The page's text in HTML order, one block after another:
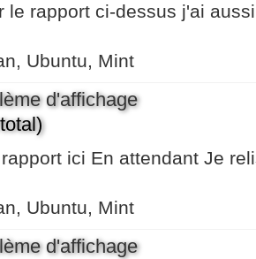
le rapport ci-dessus j'ai
Ubuntu, Mint
d'affichage
ici En attendant Je
Ubuntu, Mint
d'affichage